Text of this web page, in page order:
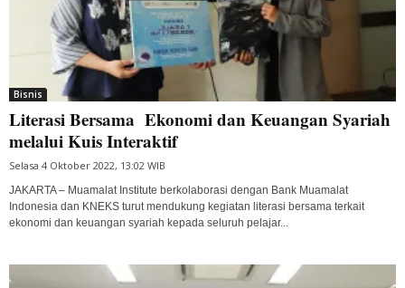
Bisnis
Literasi Bersama Ekonomi dan Keuangan Syariah
melalui Kuis Interaktif
Selasa 4 Oktober 2022, 13:02 WIB
JAKARTA – Muamalat Institute berkolaborasi dengan Bank Muamalat
Indonesia dan KNEKS turut mendukung kegiatan literasi bersama terkait
ekonomi dan keuangan syariah kepada seluruh pelajar...